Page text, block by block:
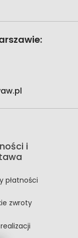
i
płatności
zwroty